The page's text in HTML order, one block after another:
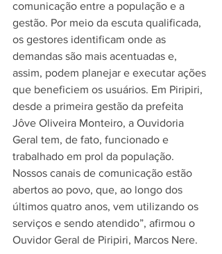
comunicação entre a população e a
gestão. Por meio da escuta qualificada,
os gestores identificam onde as
demandas são mais acentuadas e,
assim, podem planejar e executar ações
que beneficiem os usuários. Em Piripiri,
desde a primeira gestão da prefeita
Jôve Oliveira Monteiro, a Ouvidoria
Geral tem, de fato, funcionado e
trabalhado em prol da população.
Nossos canais de comunicação estão
abertos ao povo, que, ao longo dos
últimos quatro anos, vem utilizando os
serviços e sendo atendido”, afirmou o
Ouvidor Geral de Piripiri, Marcos Nere.